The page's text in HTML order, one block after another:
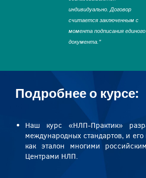
индивидуально. Договор
считается заключенным с
момента подписания единого
документа."
Подробнее о курсе:
Наш курс «НЛП-Практик»
международных стандартов, и
как эталон многими
Центрами НЛП.